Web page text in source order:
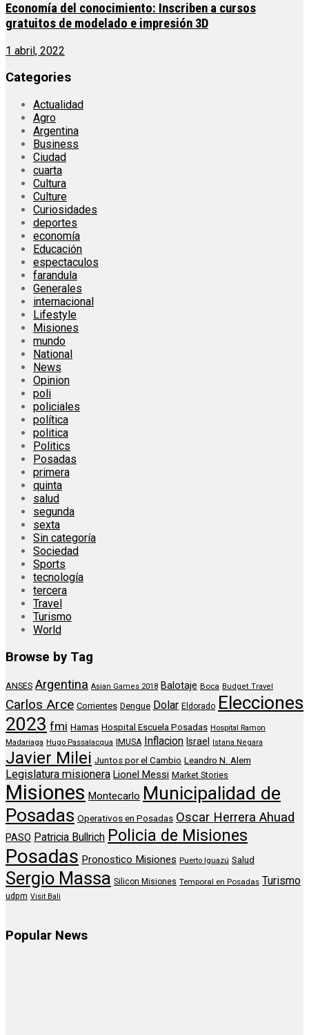
Economía del conocimiento: Inscriben a cursos
gratuitos de modelado e impresión 3D
1 abril, 2022
Categories
Actualidad
Agro
Argentina
Business
Ciudad
cuarta
Cultura
Culture
Curiosidades
deportes
economía
Educación
espectaculos
farandula
Generales
internacional
Lifestyle
Misiones
mundo
National
News
Opinion
poli
policiales
política
politica
Politics
Posadas
primera
quinta
salud
segunda
sexta
Sin categoría
Sociedad
Sports
tecnología
tercera
Travel
Turismo
World
Browse by Tag
ANSES Argentina Asian Games 2018 Balotaje Boca Budget Travel
Carlos Arce Corrientes Dengue Dolar Eldorado Elecciones
2023 fmi Hamas Hospital Escuela Posadas Hospital Ramon
Madariaga Hugo Passalacqua IMUSA Inflacion Israel Istana Negara
Javier Milei Juntos por el Cambio Leandro N. Alem
Legislatura misionera Lionel Messi Market Stories
Misiones Montecarlo Municipalidad de
Posadas Operativos en Posadas Oscar Herrera Ahuad
PASO Patricia Bullrich Policia de Misiones
Posadas Pronostico Misiones Puerto Iguazú Salud
Sergio Massa Silicon Misiones Temporal en Posadas Turismo
udpm Visit Bali
Popular News